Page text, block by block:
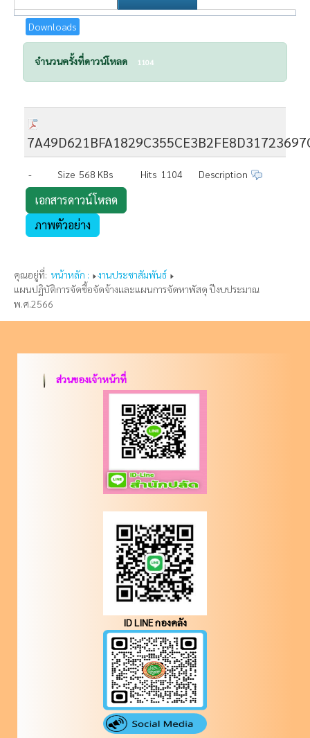
Downloads
จำนวนครั้งที่ดาวน์โหลด 1104
- Size 568 KBs Hits 1104 Description
เอกสารดาวน์โหลด
ภาพตัวอย่าง
คุณอยู่ที่: หน้าหลัก :
งานประชาสัมพันธ์
แผนปฏิบัติการจัดซื้อจัดจ้างและแผนการจัดหาพัสดุ ปีงบประมาณ
พ.ศ.2566
ส่วนของเจ้าหน้าที่
ID LINE กองคลัง